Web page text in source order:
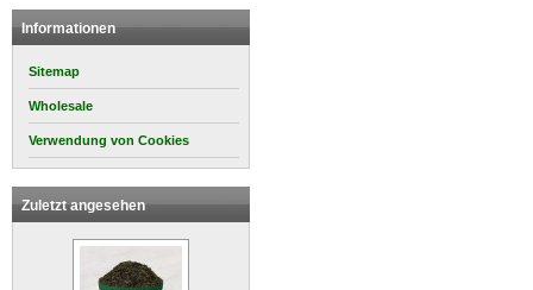
Informationen
Sitemap
Wholesale
Verwendung von Cookies
Zuletzt angesehen